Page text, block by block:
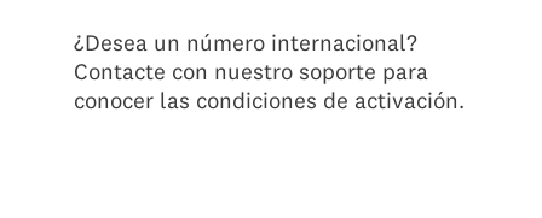
¿Desea un número internacional?
Contacte con nuestro soporte para
conocer las condiciones de activación.